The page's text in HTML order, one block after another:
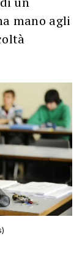
mano agli